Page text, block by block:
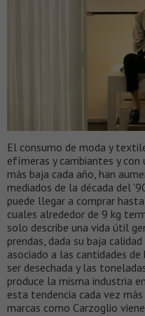
El consumo de moda y
efímeras y cambiantes y
más baja cada año, han
mediados de la década del
puede llegar a comprar
cuales alrededor de 9 kg
solo describe una vida útil
prendas, dada su baja
asociado a las cantidades
ser desechada y las
produce la misma industria
esta tendencia cada vez
marcas como Carzoglio